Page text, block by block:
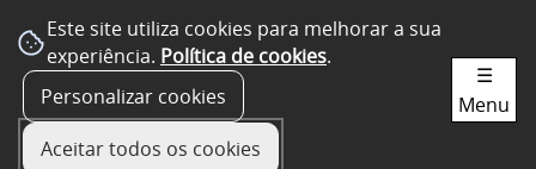
Este site utiliza cookies para melhorar a sua
experiência. Política de cookies.
Personalizar cookies
Aceitar todos os cookies
☰
Menu